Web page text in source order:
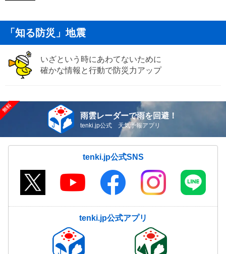
「知る防災」地震
いざという時にあわてないために
確かな情報と行動で防災力アップ
雨雲レーダーで雨を回避！
tenki.jp公式 天気予報アプリ
tenki.jp公式SNS
tenki.jp公式アプリ